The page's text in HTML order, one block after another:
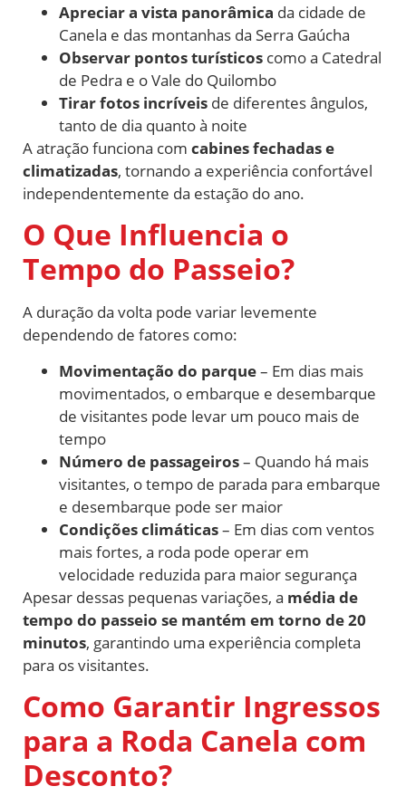
Apreciar a vista panorâmica da cidade de
Canela e das montanhas da Serra Gaúcha
Observar pontos turísticos como a Catedral
de Pedra e o Vale do Quilombo
Tirar fotos incríveis de diferentes ângulos,
tanto de dia quanto à noite
A atração funciona com cabines fechadas e
climatizadas, tornando a experiência confortável
independentemente da estação do ano.
O Que Influencia o
Tempo do Passeio?
A duração da volta pode variar levemente
dependendo de fatores como:
Movimentação do parque– Em dias mais
movimentados, o embarque e desembarque
de visitantes pode levar um pouco mais de
tempo
Número de passageiros– Quando há mais
visitantes, o tempo de parada para embarque
e desembarque pode ser maior
Condições climáticas– Em dias com ventos
mais fortes, a roda pode operar em
velocidade reduzida para maior segurança
Apesar dessas pequenas variações, a média de
tempo do passeio se mantém em torno de 20
minutos, garantindo uma experiência completa
para os visitantes.
Como Garantir Ingressos
para a Roda Canela com
Desconto?